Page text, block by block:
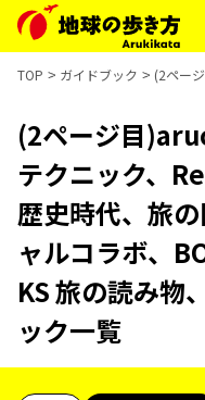
TOP ガイドブック (2ペー
(2ページ目
テクニック、
歴史時代、旅
ャルコラボ、
KS 旅の読み物
ック一覧